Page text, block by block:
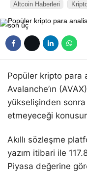
Altcoin Haberleri
Popüler kripto para
Avalanche’ın
yükselişinden
etmeyeceği
Akıllı sözleşme
yazım itibari ile
Piyasa değerine